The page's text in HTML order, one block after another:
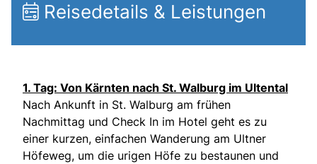
Reisedetails & Leistungen
1. Tag: Von Kärnten nach St. Walburg im Ultental
Nach Ankunft in St. Walburg am frühen
Nachmittag und Check In im Hotel geht es zu
einer kurzen, einfachen Wanderung am Ultner
Höfeweg, um die urigen Höfe zu bestaunen und